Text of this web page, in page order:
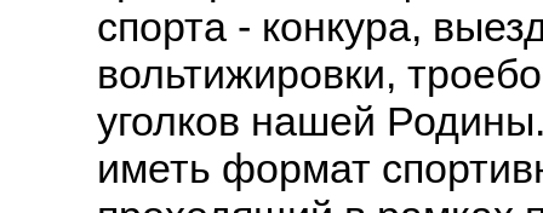
спорта - конкура,
вольтижировки,
уголков нашей
иметь формат